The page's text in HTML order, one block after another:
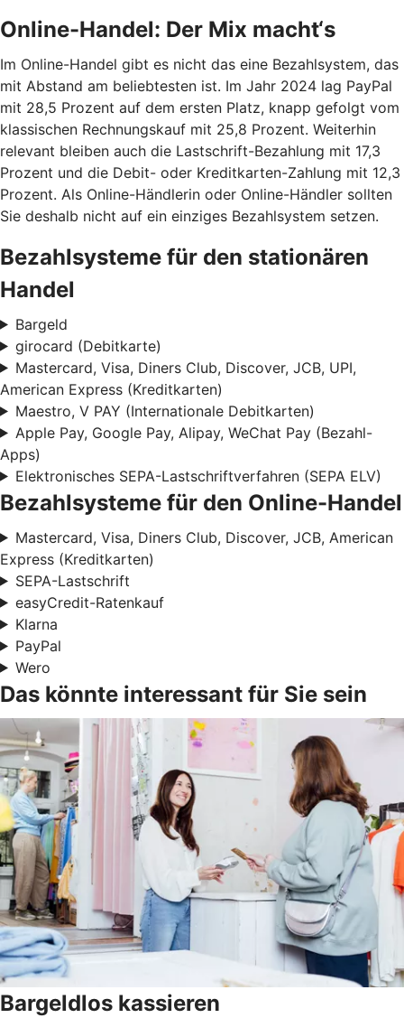
Online-Handel: Der Mix macht‘s
Im Online-Handel gibt es nicht das eine Bezahlsystem, das
mit Abstand am beliebtesten ist. Im Jahr 2024 lag PayPal
mit 28,5 Prozent auf dem ersten Platz, knapp gefolgt vom
klassischen Rechnungskauf mit 25,8 Prozent. Weiterhin
relevant bleiben auch die Lastschrift-Bezahlung mit 17,3
Prozent und die Debit- oder Kreditkarten-Zahlung mit 12,3
Prozent. Als Online-Händlerin oder Online-Händler sollten
Sie deshalb nicht auf ein einziges Bezahlsystem setzen.
Bezahlsysteme für den stationären
Handel
Bargeld
girocard (Debitkarte)
Mastercard, Visa, Diners Club, Discover, JCB, UPI,
American Express (Kreditkarten)
Maestro, V PAY (Internationale Debitkarten)
Apple Pay, Google Pay, Alipay, WeChat Pay (Bezahl-
Apps)
Elektronisches SEPA-Lastschriftverfahren (SEPA ELV)
Bezahlsysteme für den Online-Handel
Mastercard, Visa, Diners Club, Discover, JCB, American
Express (Kreditkarten)
SEPA-Lastschrift
easyCredit-Ratenkauf
Klarna
PayPal
Wero
Das könnte interessant für Sie sein
Bargeldlos kassieren